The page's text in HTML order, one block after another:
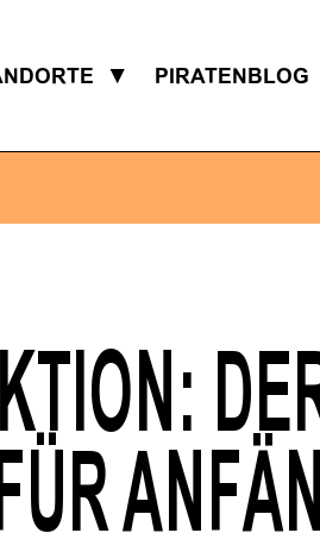
▼ PIRATENBLOG